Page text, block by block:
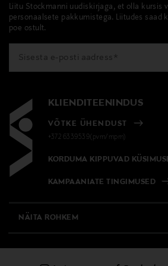
Liitu Stockmanni uudiskirjaga, et olla kursis
personaalsete pakkumistega. Liitudes saad
poe ostult.
KLIENDITEENINDUS
VÕTKE ÜHENDUST
+372 6339539(pvm/mpm)
KORDUMA KIPPUVAD
KAMPAANIATE TINGIMUSED
NÄITA ROHKEM